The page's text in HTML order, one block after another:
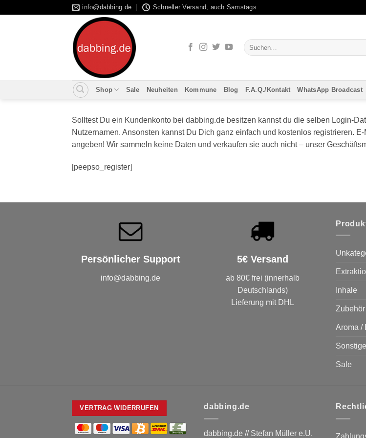
info@dabbing.de Schneller Versand, auch Samstags
Suchen
nach:
Shop Sale Neuheiten Kommune Blog F.A.Q./Kontakt WhatsApp Broadcast
Solltest Du ein Kundenkonto bei dabbing.de besitzen kannst du die selben Login-
Nutzernamen. Ansonsten kannst Du Dich ganz einfach und kostenlos registrieren.
angeben! Wir sammeln keine Daten und verkaufen sie auch nicht – unser
[peepso_register]
Persönlicher Support
info@dabbing.de
5€ Versand
ab 80€ frei (innerhalb
Deutschlands)
Lieferung mit DHL
Inhale
Zubehör
Aroma /
Sale
VERTRAG WIDERRUFEN dabbing.de
dabbing.de // Stefan Müller e.U.